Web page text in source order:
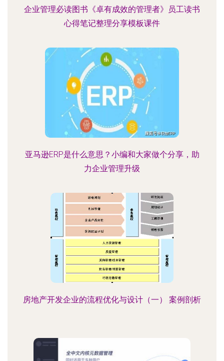
企业管理必读图书《卓有成效的管理者》员工读书
心得笔记整理分享模板课件
亚马逊ERP是什么意思？小编和大家做个分享，助
力企业管理升级
房地产开发企业的流程优化与设计（一） 案例剖析